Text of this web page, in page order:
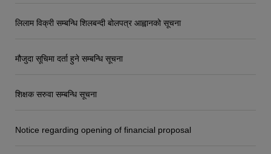
लिलाम विक्री सम्बन्धि शिलबन्दी बोलपत्र आह्वानको सूचना
मौजुदा सूचिमा दर्ता हुने सम्बन्धि सूचना
शिक्षक सरुवा सम्बन्धि सूचना
Notice regarding opening of financial proposal